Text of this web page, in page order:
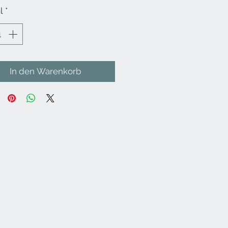
*
In den Warenkorb